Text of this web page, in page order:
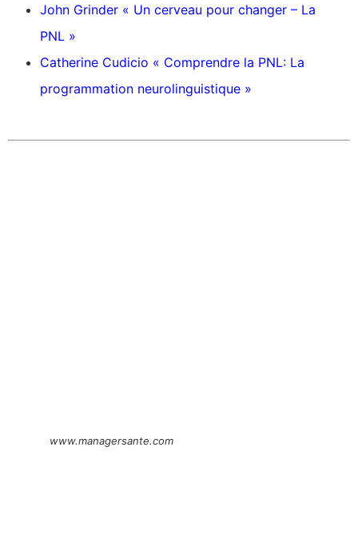
John Grinder « Un cerveau pour changer – La
PNL »
Catherine Cudicio « Comprendre la PNL: La
programmation neurolinguistique »
www.managersante.com